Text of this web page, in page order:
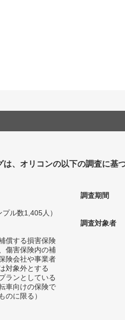
、オリコンの以下の調査に基
ル数1,405人）
償する損害保険
傷害保険内の補
険会社や事業者
対象外とする
ランとしている
車向けの保険で
のに限る）
調査期間
調査対象者